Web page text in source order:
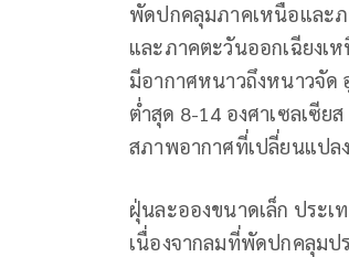
พัดปกคลุมภาคเหนือและ
และภาคตะวันออกเฉียงเ
มีอากาศหนาวถึงหนาวจั
ต่ำสุด 8-14 องศาเซลเซี
สภาพอากาศที่เปลี่ยนแปล
ฝุ่นละอองขนาดเล็ก ประ
เนื่องจากลมที่พัดปกคลุมป